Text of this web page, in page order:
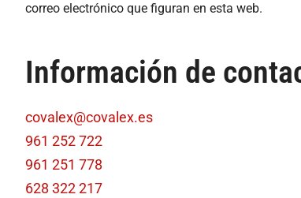
correo electrónico que figuran en esta web.
Información de
covalex@covalex.es
961 252 722
961 251 778
628 322 217